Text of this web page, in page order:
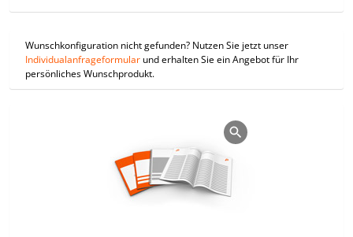
Wunschkonfiguration nicht gefunden? Nutzen Sie jetzt unser
Individualanfrageformular und erhalten Sie ein Angebot für Ihr
persönliches Wunschprodukt.